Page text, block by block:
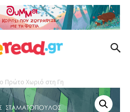
Πρώτο Χωριό στη Γη